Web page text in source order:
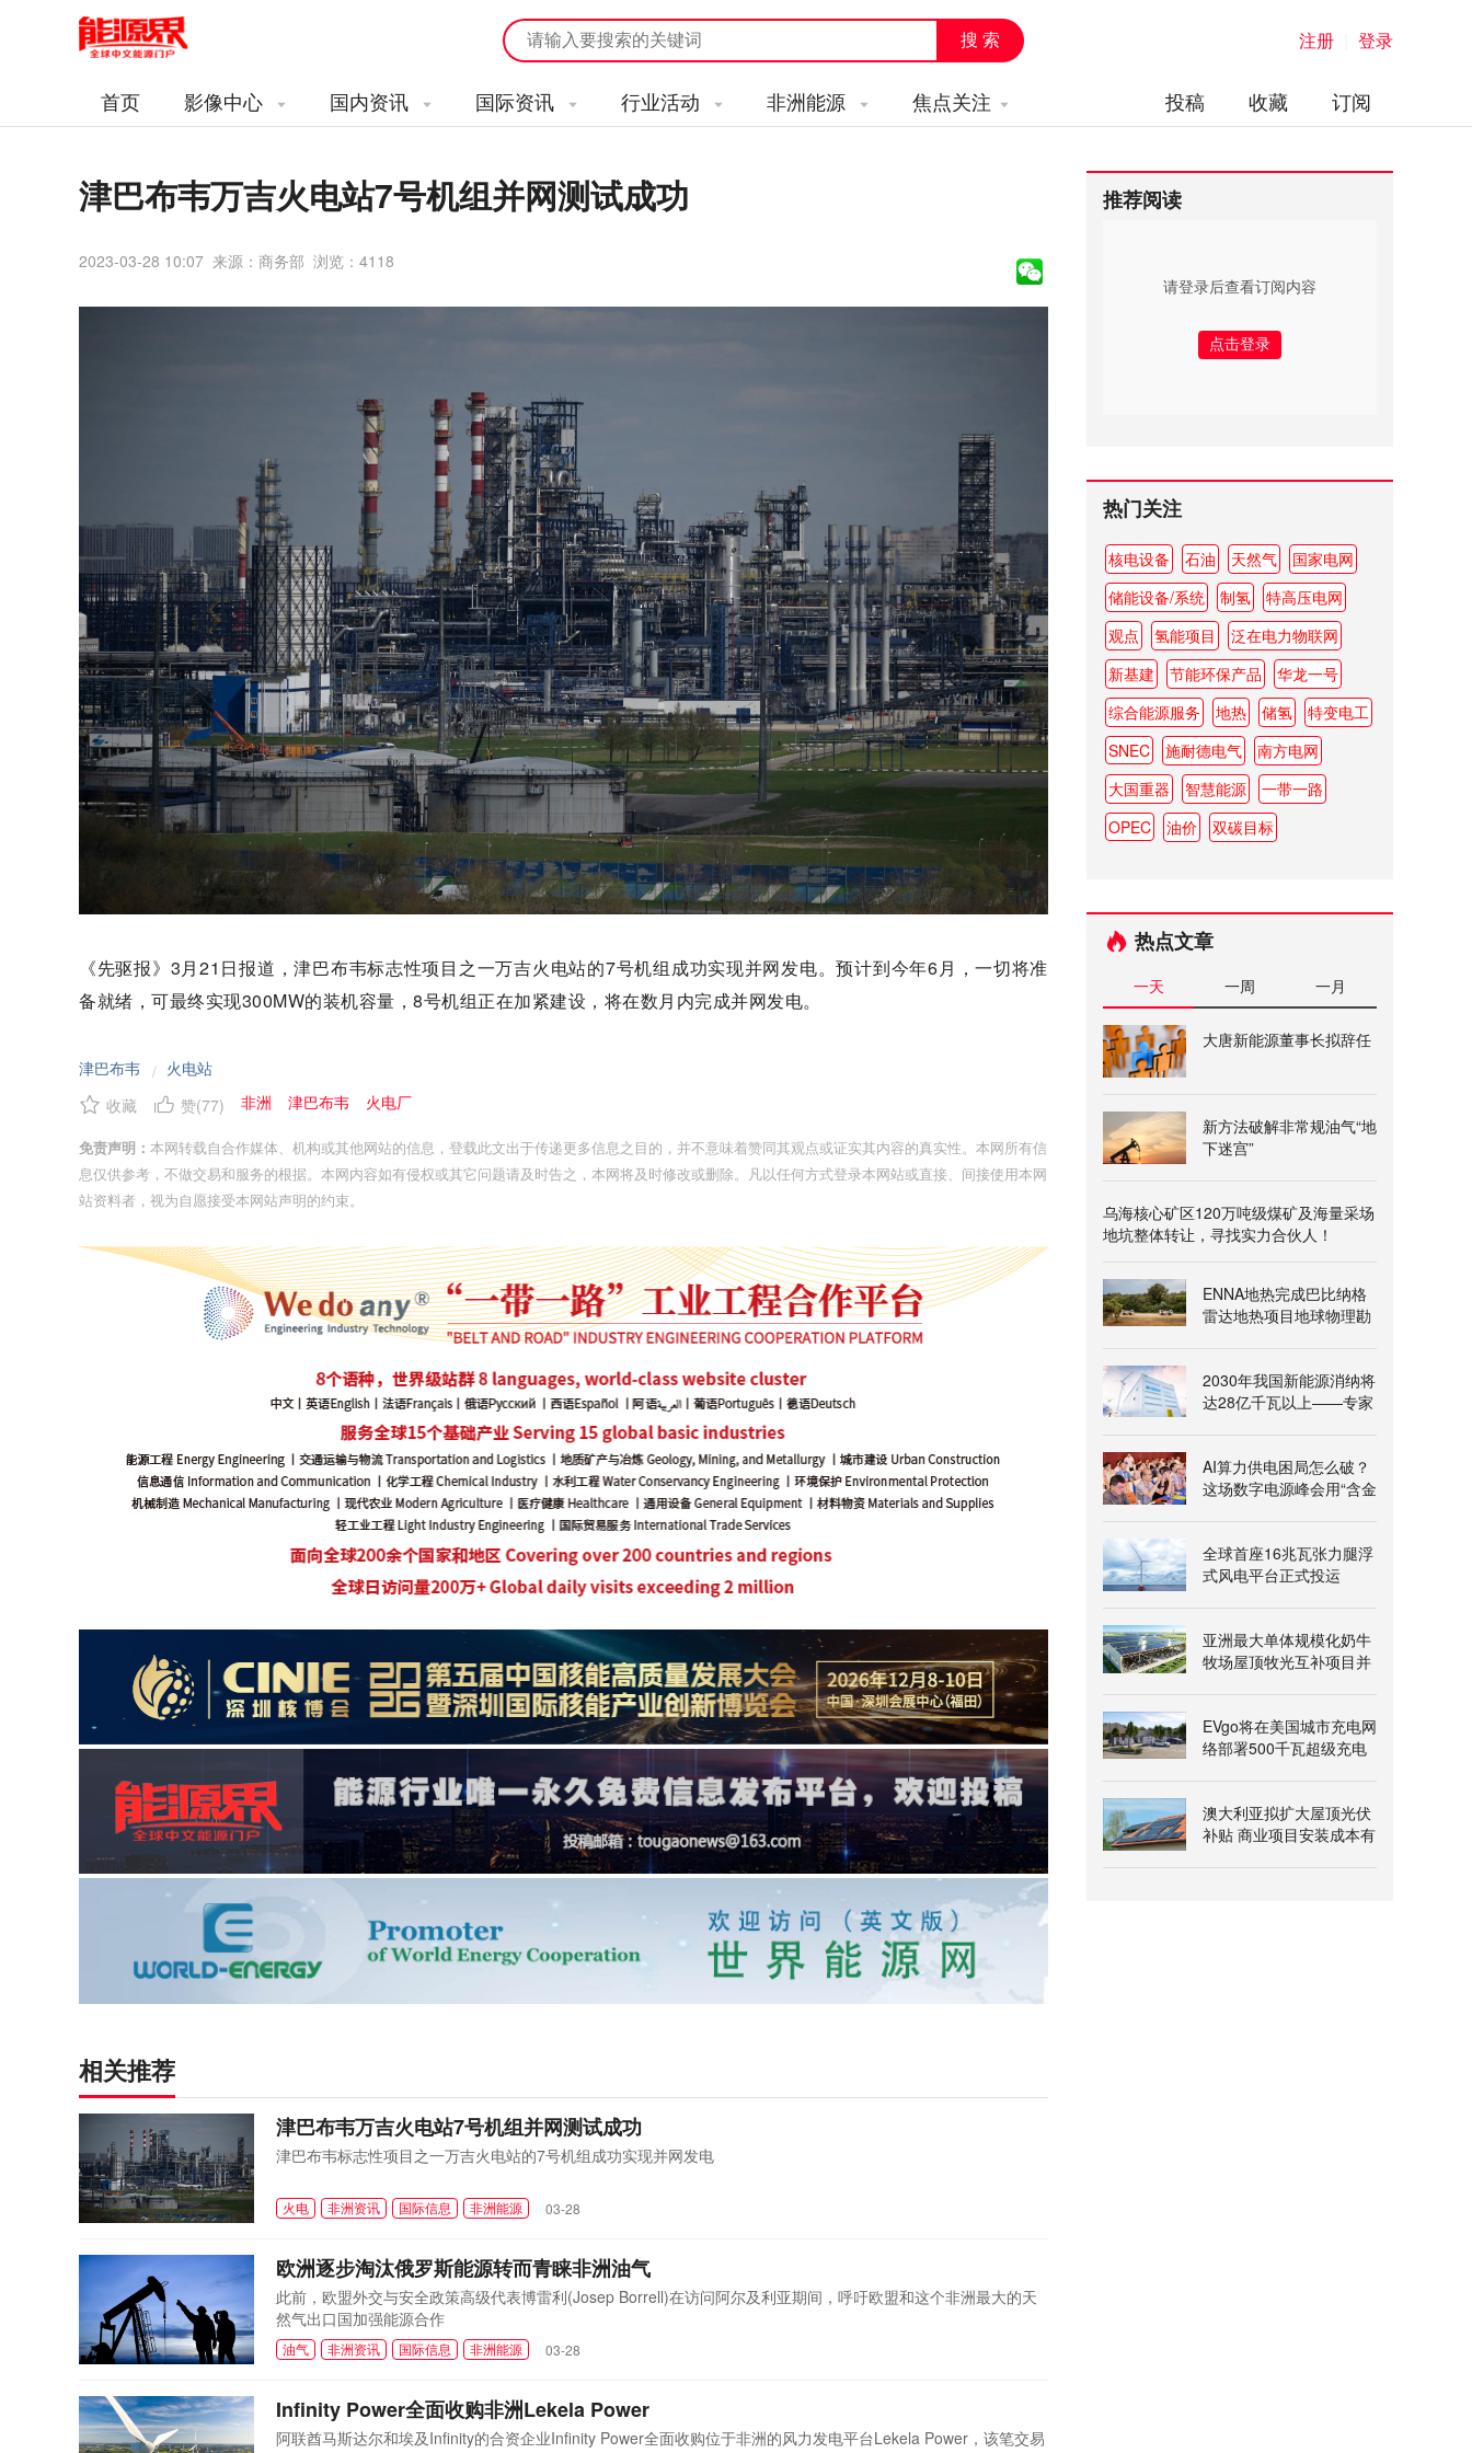
注册 登录
首页 影像中心 国内资讯 国际资讯 行业活动 非洲能源 焦点关注 订阅
收藏
投稿
津巴布韦万吉火电站7号机组并网测试成功
2023-03-28 10:07 来源：商务部 浏览： 4118
《先驱报》3月21日报道，津巴布韦标志性项目之一万吉火电站的7号机组成功实现并网发电。预计到今年6月，一切将准
备就绪，可最终实现300MW的装机容量，8号机组正在加紧建设，将在数月内完成并网发电。
津巴布韦 / 火电站
收藏
赞(77) 非洲 津巴布韦 火电厂
免责声明： 本网转载自合作媒体、机构或其他网站的信息，登载此文出于传递更多信息之目的，并不意味着赞同其观点或证实其内容的真实性。本网所有信
息仅供参考，不做交易和服务的根据。本网内容如有侵权或其它问题请及时告之，本网将及时修改或删除。凡以任何方式登录本网站或直接、间接使用本网
站资料者，视为自愿接受本网站声明的约束。
相关推荐
津巴布韦万吉火电站7号机组并网测试成功
津巴布韦标志性项目之一万吉火电站的7号机组成功实现并网发电
火电 非洲资讯 国际信息 非洲能源 03-28
欧洲逐步淘汰俄罗斯能源转而青睐非洲油气
此前，欧盟外交与安全政策高级代表博雷利(Josep Borrell)在访问阿尔及利亚期间，呼吁欧盟和这个非洲最大的天
然气出口国加强能源合作
油气 非洲资讯 国际信息 非洲能源 03-28
Infinity Power全面收购非洲Lekela Power
阿联酋马斯达尔和埃及Infinity的合资企业Infinity Power全面收购位于非洲的风力发电平台Lekela Power，该笔交易
推荐阅读
请登录后查看订阅内容
热门关注
核电设备 石油 天然气
国家电网
储能设备/系统
制氢
特高压电网
观点
氢能项目
泛在电力物联网
新基建
节能环保产品
华龙一号
综合能源服务
地热 储氢
特变电工
SNEC
施耐德电气
南方电网
大国重器
智慧能源
一带一路
OPEC
油价 双碳目标
热点文章
一天 一周 一月
大唐新能源董事长拟辞任
新方法破解非常规油气“地
下迷宫”
乌海核心矿区120万吨级煤矿及海量采场
地坑整体转让，寻找实力合伙人！
ENNA地热完成巴比纳格
雷达地热项目地球物理勘
2030年我国新能源消纳将
达28亿千瓦以上——专家
AI算力供电困局怎么破？
这场数字电源峰会用“含金
全球首座16兆瓦张力腿浮
式风电平台正式投运
亚洲最大单体规模化奶牛
牧场屋顶牧光互补项目并
EVgo将在美国城市充电网
络部署500千瓦超级充电
澳大利亚拟扩大屋顶光伏
补贴 商业项目安装成本有